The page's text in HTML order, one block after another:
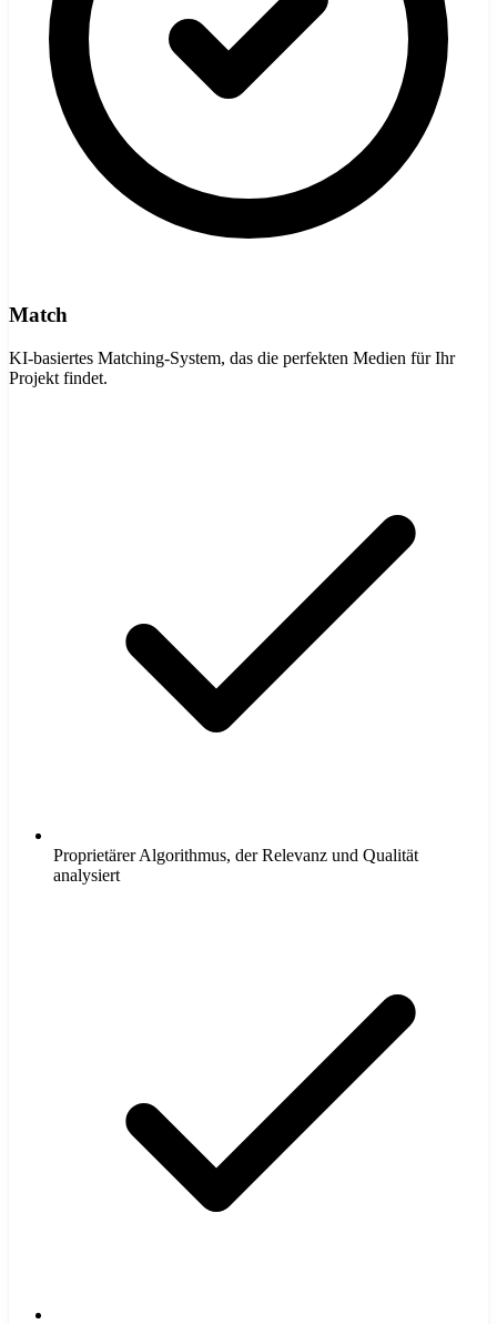
Match
KI-basiertes Matching-System, das die perfekten Medien für Ihr
Projekt findet.
Proprietärer Algorithmus, der Relevanz und Qualität
analysiert